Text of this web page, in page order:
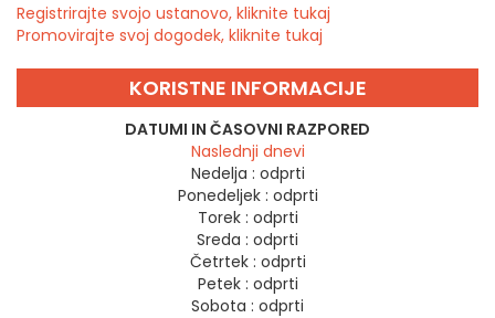
Registrirajte svojo ustanovo, kliknite tukaj
Promovirajte svoj dogodek, kliknite tukaj
KORISTNE INFORMACIJE
DATUMI IN ČASOVNI RAZPORED
Naslednji dnevi
Nedelja : odprti
Ponedeljek : odprti
Torek : odprti
Sreda : odprti
Četrtek : odprti
Petek : odprti
Sobota : odprti